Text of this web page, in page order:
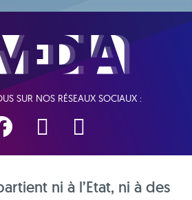
SUR NOS RÉSEAUX SOCIAUX :
ni à l’Etat, ni à des